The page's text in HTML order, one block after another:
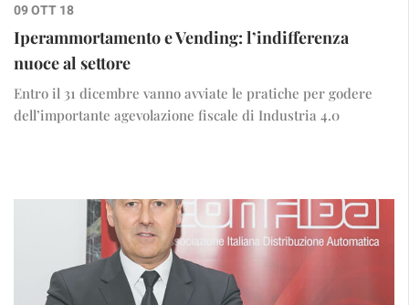
09 OTT 18
Iperammortamento e Vending: l’indifferenza
nuoce al settore
Entro il 31 dicembre vanno avviate le pratiche per godere
dell’importante agevolazione fiscale di Industria 4.0